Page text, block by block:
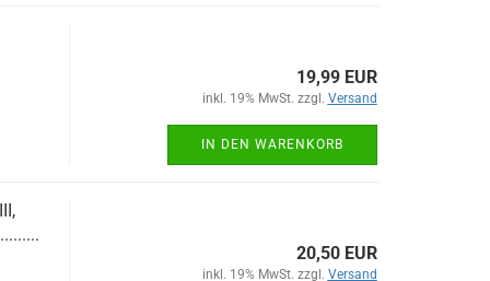
19,99 EUR
inkl. 19% MwSt. zzgl. Versand
IN DEN WARENKORB
20,50 EUR
inkl. 19% MwSt. zzgl. Versand